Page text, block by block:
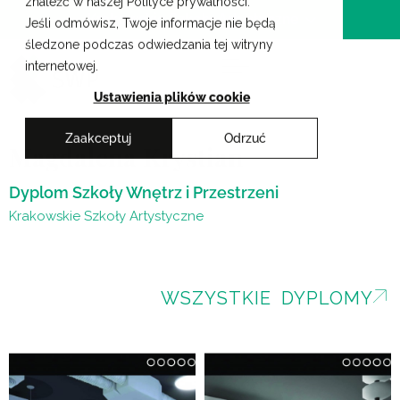
Jeśli odmówisz, Twoje informacje nie będą
śledzone podczas odwiedzania tej witryny
internetowej.
Ustawienia plików cookie
Zaakceptuj Odrzuć
Przejdź
treści
Krakowskie Szkoły Artystyczne
Magdalena Krystian
Dyplom Szkoły Wnętrz i Przestrzeni
Krakowskie Szkoły Artystyczne
WSZYSTKIE DYPLOMY